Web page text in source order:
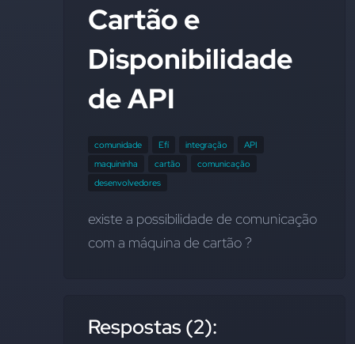
Cartão e
Disponibilidade
de API
comunidade Efí integração
API
maquininha
cartão
comunicação
desenvolvedores
existe a possibilidade de comunicação
com a máquina de cartão ?
Respostas (2):